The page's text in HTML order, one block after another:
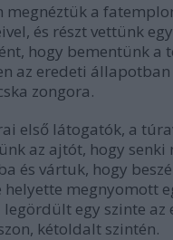
megnéztük a
és részt vettünk
hogy bementünk a
az eredeti állapotban
zongora.
első látogatók, a
az ajtót, hogy senki
és vártuk, hogy
megnyomott
egy szinte az
kétoldalt szintén.